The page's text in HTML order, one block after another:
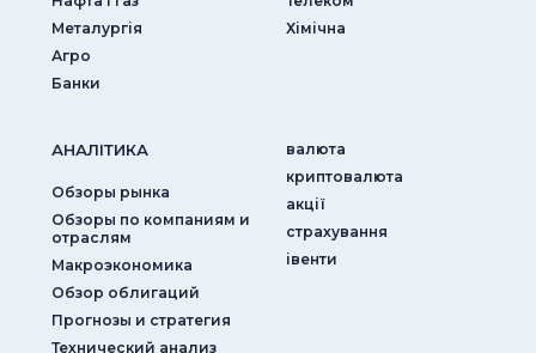
Металургія
Агро
Банки
Хімічна
АНАЛIТИКА
Обзоры рынка
Обзоры по компаниям и
отраслям
Макроэкономика
Обзор облигаций
Прогнозы и стратегия
Технический анализ
валюта
криптовалюта
акції
страхування
iвенти